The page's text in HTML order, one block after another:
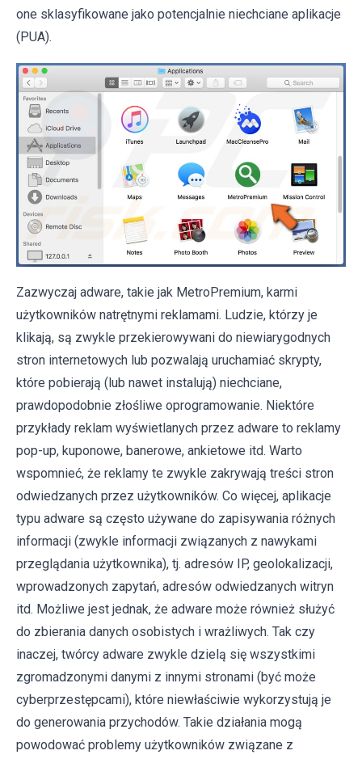
one sklasyfikowane jako potencjalnie niechciane aplikacje
(PUA).
Zazwyczaj adware, takie jak MetroPremium, karmi
użytkowników natrętnymi reklamami. Ludzie, którzy je
klikają, są zwykle przekierowywani do niewiarygodnych
stron internetowych lub pozwalają uruchamiać skrypty,
które pobierają (lub nawet instalują) niechciane,
prawdopodobnie złośliwe oprogramowanie. Niektóre
przykłady reklam wyświetlanych przez adware to reklamy
pop-up, kuponowe, banerowe, ankietowe itd. Warto
wspomnieć, że reklamy te zwykle zakrywają treści stron
odwiedzanych przez użytkowników. Co więcej, aplikacje
typu adware są często używane do zapisywania różnych
informacji (zwykle informacji związanych z nawykami
przeglądania użytkownika), tj. adresów IP, geolokalizacji,
wprowadzonych zapytań, adresów odwiedzanych witryn
itd. Możliwe jest jednak, że adware może również służyć
do zbierania danych osobistych i wrażliwych. Tak czy
inaczej, twórcy adware zwykle dzielą się wszystkimi
zgromadzonymi danymi z innymi stronami (być może
cyberprzestępcami), które niewłaściwie wykorzystują je
do generowania przychodów. Takie działania mogą
powodować problemy użytkowników związane z